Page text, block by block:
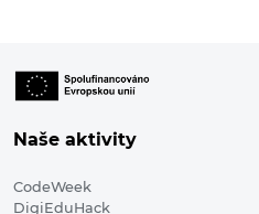
Naše aktivity
CodeWeek
DigiEduHack